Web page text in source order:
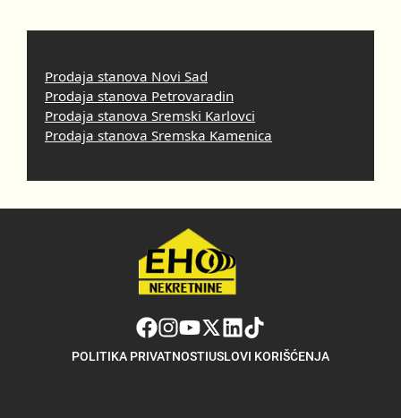
Prodaja stanova Novi Sad
Prodaja stanova Petrovaradin
Prodaja stanova Sremski Karlovci
Prodaja stanova Sremska Kamenica
POLITIKA PRIVATNOSTIUSLOVI KORIŠĆENJA